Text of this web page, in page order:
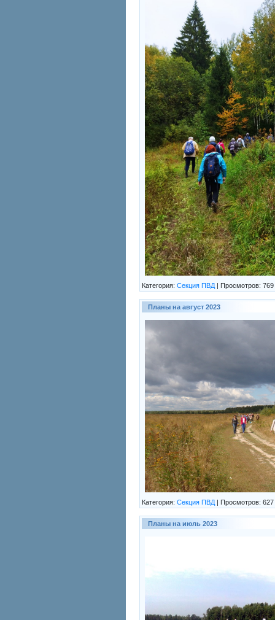
Категория: Секция ПВД | Просмотров: 769
Планы на август 2023
Категория: Секция ПВД | Просмотров: 627
Планы на июль 2023